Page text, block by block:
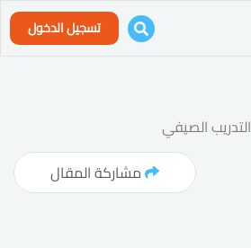
تسجيل الدخول
التدريب الصيفي
مشاركة المقال